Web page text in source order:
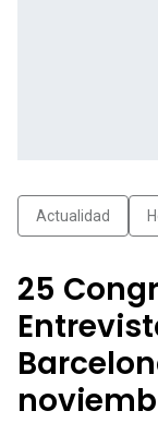
Actualidad
25